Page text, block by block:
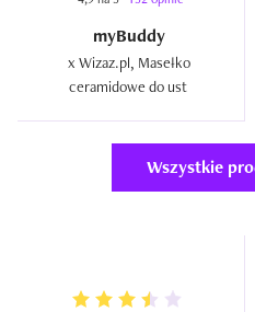
myBuddy
x Wizaz.pl, Masełko
Wszystkie